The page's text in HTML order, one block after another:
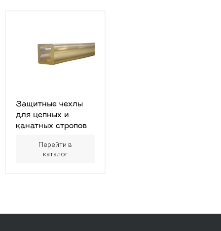
Защитные чехлы
для цепных и
канатных стропов
Перейти в
каталог